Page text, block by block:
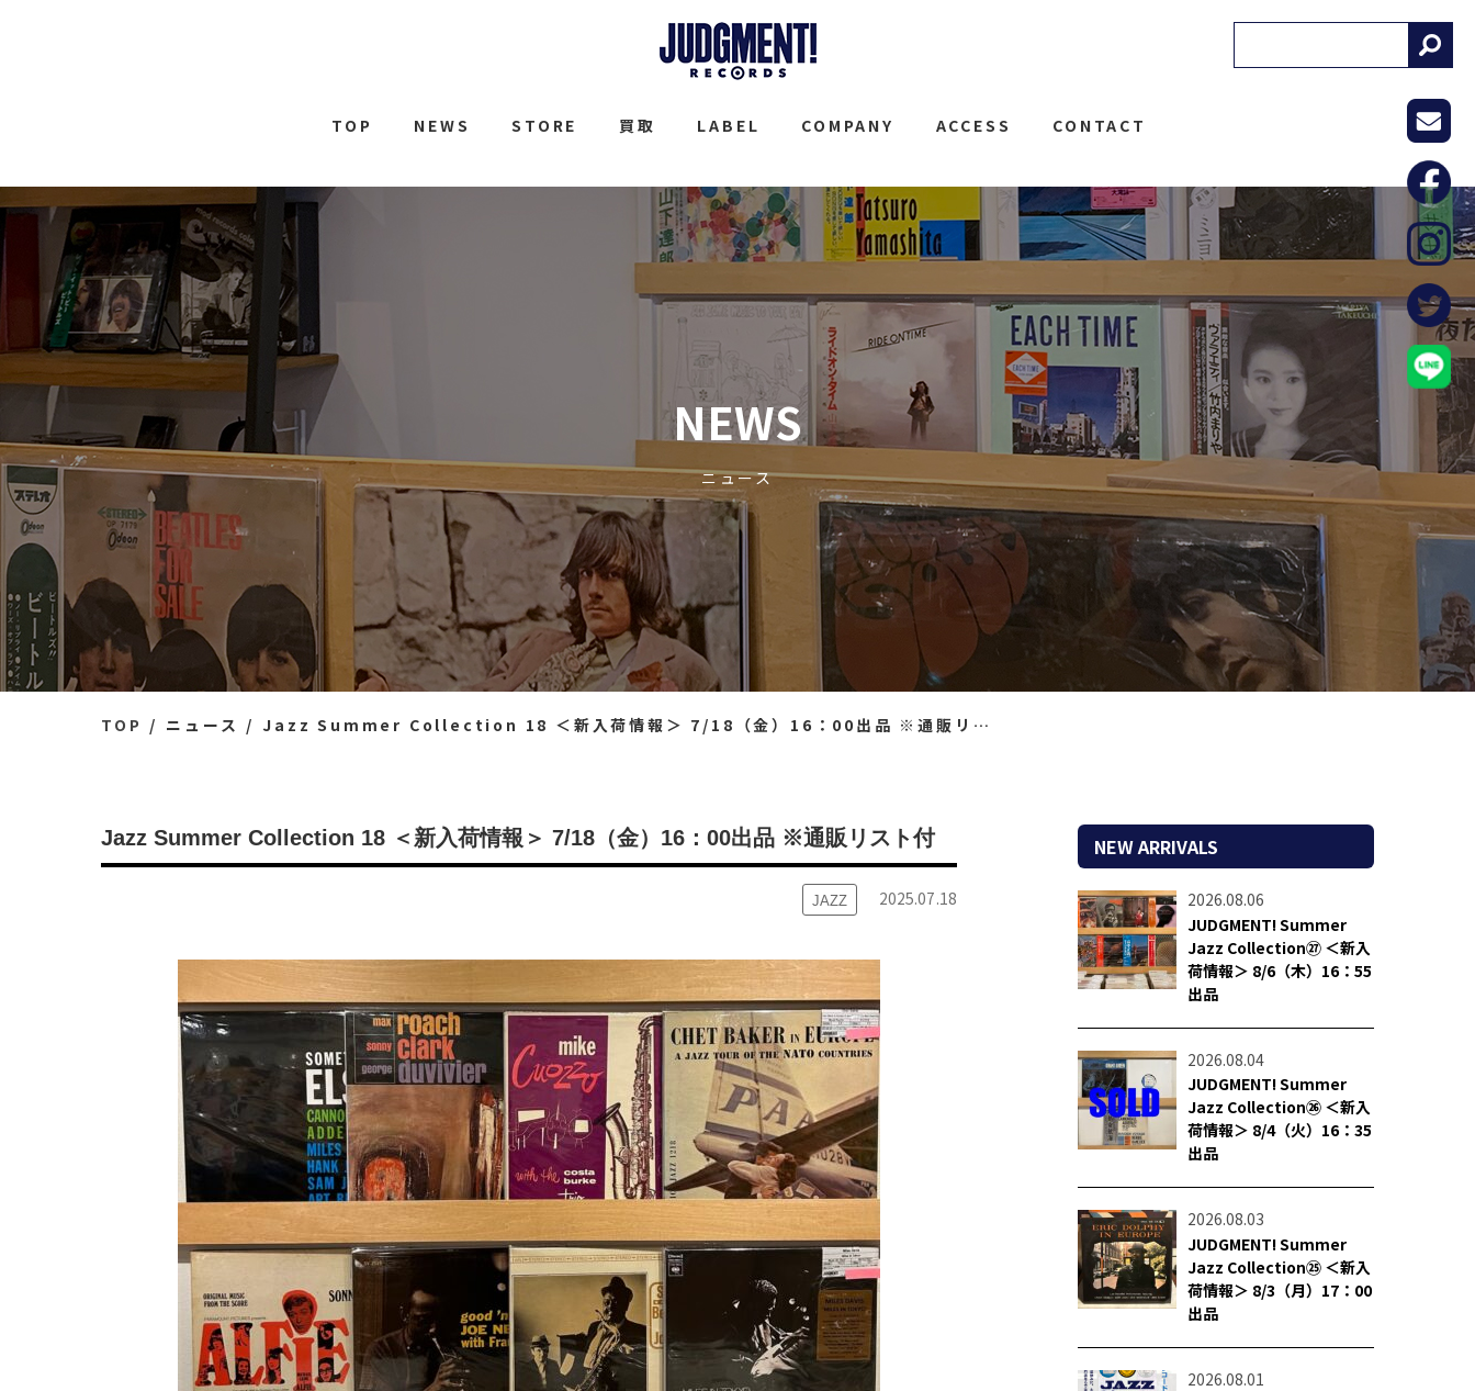
TOP NEWS STORE 買取 LABEL COMPANY ACCESS CONTACT
NEWS
ニュース
TOP ニュース Jazz Summer Collection 18 ＜新入荷情報＞ 7/18（金）16：00出品 ※通販リスト付
Jazz Summer Collection 18 ＜新入荷情報＞ 7/18（金）16：00出品 ※通販リスト付
JAZZ 2025.07.18
NEW ARRIVALS
2026.08.06
JUDGMENT! Summer
Jazz Collection㉗ ＜新入
荷情報＞ 8/6（木）16：55
出品
2026.08.04
JUDGMENT! Summer
Jazz Collection㉖ ＜新入
荷情報＞ 8/4（火）16：35
出品
2026.08.03
JUDGMENT! Summer
Jazz Collection㉕ ＜新入
荷情報＞ 8/3（月）17：00
出品
2026.08.01